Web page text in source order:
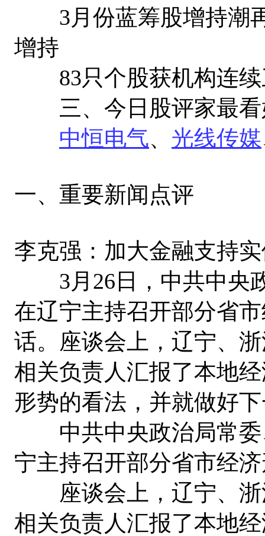
3月份蓝筹股增持潮再
增持
83只个股获机构连续
三、今日股评家最看
中恒电气、 光线传媒
一、重要新闻点评
李克强：加大金融支持
3月26日，中共中央
在辽宁主持召开部分省
话。座谈会上，辽宁、
相关负责人汇报了本地
形势的看法，并就做好
中共中央政治局常委
宁主持召开部分省市经
座谈会上，辽宁、浙
相关负责人汇报了本地